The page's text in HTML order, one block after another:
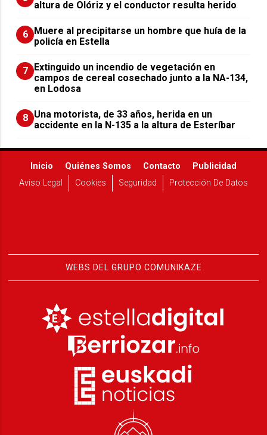
altura de Olóriz y el conductor resulta herido
6
Muere al precipitarse un hombre que huía de la
policía en Estella
7
Extinguido un incendio de vegetación en
campos de cereal cosechado junto a la NA-134,
en Lodosa
8 Una motorista, de 33 años, herida en un
accidente en la N-135 a la altura de Esteríbar
Inicio Quiénes Somos Contacto
Publicidad
Aviso Legal
Cookies Seguridad Protección De Datos
WEBS DEL GRUPO COMUNIKAZE